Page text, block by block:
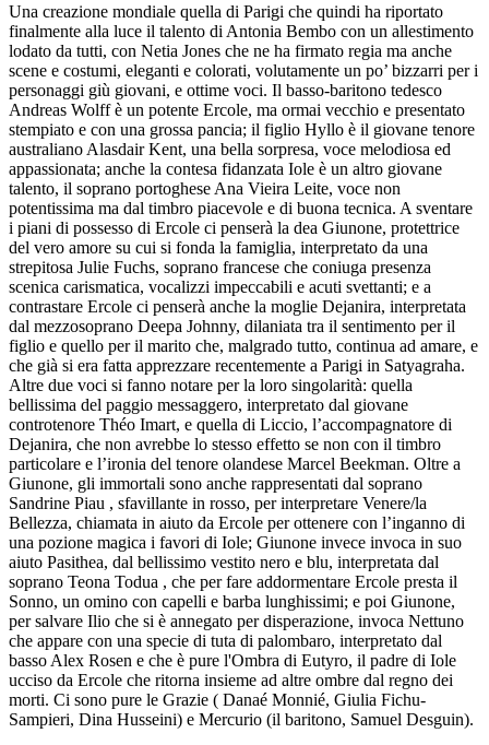
Una creazione mondiale quella di Parigi che quindi ha riportato
finalmente alla luce il talento di Antonia Bembo con un allestimento
lodato da tutti, con Netia Jones che ne ha firmato regia ma anche
scene e costumi, eleganti e colorati, volutamente un po’ bizzarri per i
personaggi giù giovani, e ottime voci. Il basso-baritono tedesco
Andreas Wolff è un potente Ercole, ma ormai vecchio e presentato
stempiato e con una grossa pancia; il figlio Hyllo è il giovane tenore
australiano Alasdair Kent, una bella sorpresa, voce melodiosa ed
appassionata; anche la contesa fidanzata Iole è un altro giovane
talento, il soprano portoghese Ana Vieira Leite, voce non
potentissima ma dal timbro piacevole e di buona tecnica. A sventare
i piani di possesso di Ercole ci penserà la dea Giunone, protettrice
del vero amore su cui si fonda la famiglia, interpretato da una
strepitosa Julie Fuchs, soprano francese che coniuga presenza
scenica carismatica, vocalizzi impeccabili e acuti svettanti; e a
contrastare Ercole ci penserà anche la moglie Dejanira, interpretata
dal mezzosoprano Deepa Johnny, dilaniata tra il sentimento per il
figlio e quello per il marito che, malgrado tutto, continua ad amare, e
che già si era fatta apprezzare recentemente a Parigi in Satyagraha.
Altre due voci si fanno notare per la loro singolarità: quella
bellissima del paggio messaggero, interpretato dal giovane
controtenore Théo Imart, e quella di Liccio, l’accompagnatore di
Dejanira, che non avrebbe lo stesso effetto se non con il timbro
particolare e l’ironia del tenore olandese Marcel Beekman. Oltre a
Giunone, gli immortali sono anche rappresentati dal soprano
Sandrine Piau , sfavillante in rosso, per interpretare Venere/la
Bellezza, chiamata in aiuto da Ercole per ottenere con l’inganno di
una pozione magica i favori di Iole; Giunone invece invoca in suo
aiuto Pasithea, dal bellissimo vestito nero e blu, interpretata dal
soprano Teona Todua , che per fare addormentare Ercole presta il
Sonno, un omino con capelli e barba lunghissimi; e poi Giunone,
per salvare Ilio che si è annegato per disperazione, invoca Nettuno
che appare con una specie di tuta di palombaro, interpretato dal
basso Alex Rosen e che è pure l'Ombra di Eutyro, il padre di Iole
ucciso da Ercole che ritorna insieme ad altre ombre dal regno dei
morti. Ci sono pure le Grazie ( Danaé Monnié, Giulia Fichu-
Sampieri, Dina Husseini) e Mercurio (il baritono, Samuel Desguin).